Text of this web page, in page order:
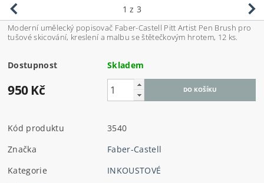
1 z 3
Moderní umělecký popisovač Faber-Castell Pitt Artist Pen Brush pro
tušové skicování, kreslení a malbu se štětečkovým hrotem, 12 ks.
Dostupnost Skladem
950 Kč
Kód produktu
3540
Značka
Faber-Castell
Kategorie
INKOUSTOVÉ